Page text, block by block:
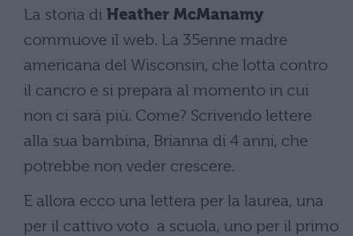
La storia di Heather McManamy
commuove il web. La 35enne madre
americana del Wisconsin, che lotta contro
il cancro e si prepara al momento in cui
non ci sarà più. Come? Scrivendo lettere
alla sua bambina, Brianna di 4 anni, che
potrebbe non veder crescere.
E allora ecco una lettera per la laurea, una
per il cattivo voto a scuola, uno per il primo